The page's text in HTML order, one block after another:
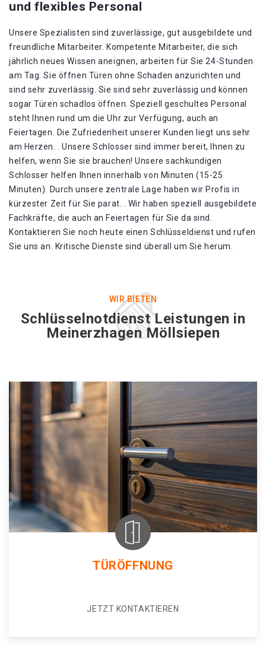
und flexibles Personal
Unsere Spezialisten sind zuverlässige, gut ausgebildete und
freundliche Mitarbeiter. Kompetente Mitarbeiter, die sich
jährlich neues Wissen aneignen, arbeiten für Sie 24-Stunden
am Tag. Sie öffnen Türen ohne Schaden anzurichten und
sind sehr zuverlässig. Sie sind sehr zuverlässig und können
sogar Türen schadlos öffnen. Speziell geschultes Personal
steht Ihnen rund um die Uhr zur Verfügung, auch an
Feiertagen. Die Zufriedenheit unserer Kunden liegt uns sehr
am Herzen. . Unsere Schlosser sind immer bereit, Ihnen zu
helfen, wenn Sie sie brauchen! Unsere sachkundigen
Schlosser helfen Ihnen innerhalb von Minuten (15-25
Minuten). Durch unsere zentrale Lage haben wir Profis in
kürzester Zeit für Sie parat. . Wir haben speziell ausgebildete
Fachkräfte, die auch an Feiertagen für Sie da sind.
Kontaktieren Sie noch heute einen Schlüsseldienst und rufen
Sie uns an. Kritische Dienste sind überall um Sie herum.
WIR BIETEN
Schlüsselnotdienst Leistungen in
Meinerzhagen Möllsiepen
TÜRÖFFNUNG
JETZT KONTAKTIEREN